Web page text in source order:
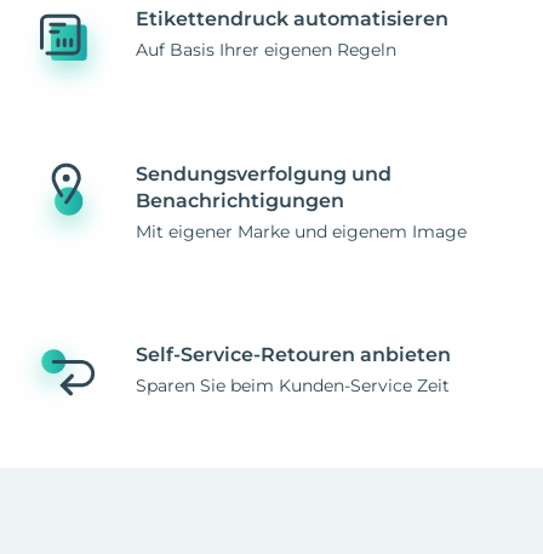
Etikettendruck automatisieren
Auf Basis Ihrer eigenen Regeln
Sendungsverfolgung und
Benachrichtigungen
Mit eigener Marke und eigenem Image
Self-Service-Retouren anbieten
Sparen Sie beim Kunden-Service Zeit